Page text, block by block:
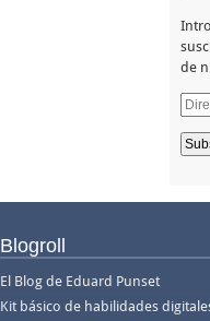
de
Blogroll
El Blog de Eduard Punset
Kit básico de habilidades